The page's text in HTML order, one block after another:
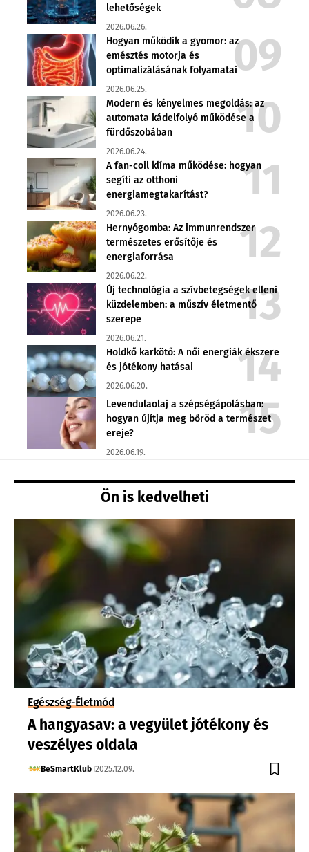
lehetőségek
2026.06.26.
Hogyan működik a gyomor: az
emésztés motorja és
optimalizálásának folyamatai
2026.06.25.
Modern és kényelmes megoldás: az
automata kádelfolyó működése a
fürdőszobában
2026.06.24.
A fan-coil klíma működése: hogyan
segíti az otthoni
energiamegtakarítást?
2026.06.23.
Hernyógomba: Az immunrendszer
természetes erősítője és
energiaforrása
2026.06.22.
Új technológia a szívbetegségek elleni
küzdelemben: a műszív életmentő
szerepe
2026.06.21.
Holdkő karkötő: A női energiák ékszere
és jótékony hatásai
2026.06.20.
Levendulaolaj a szépségápolásban:
hogyan újítja meg bőröd a természet
ereje?
2026.06.19.
Ön is kedvelheti
Egészség-Életmód
A hangyasav: a vegyület jótékony és
veszélyes oldala
BeSmartKlub 2025.12.09.